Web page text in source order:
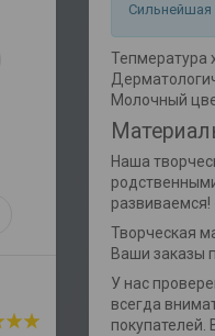
Сильнейшая
Тепмература
Молочный
Наша
развиваемся!
Творческая
Ваши заказы
У нас
всегда
покупателей.